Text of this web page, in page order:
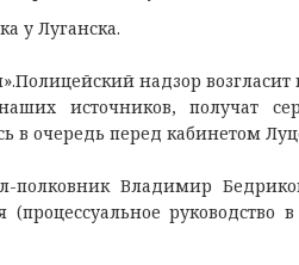
у Луганска.
надзор
источников, получат
в очередь перед кабинетом
полковник Владимир
руководство